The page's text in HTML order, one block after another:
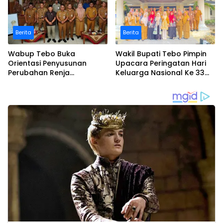
Berita
Wabup Tebo Buka
Orientasi Penyusunan
Perubahan Renja
Berita
Wakil Bupati Tebo Pimpin
Upacara Peringatan Hari
Keluarga Nasional Ke 33